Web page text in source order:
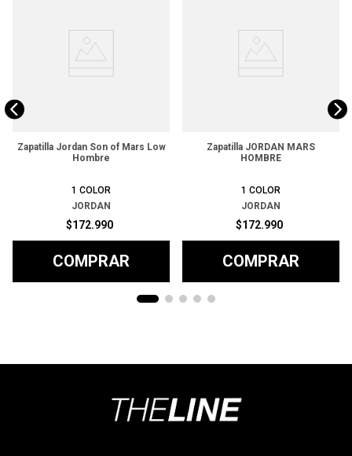
Zapatilla Jordan Son of Mars Low
Hombre
1 COLOR
JORDAN
$172.990
COMPRAR
Zapatilla JORDAN MARS
HOMBRE
1 COLOR
JORDAN
$172.990
COMPRAR